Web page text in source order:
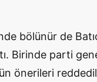
bölünür de
Birinde parti
önerileri